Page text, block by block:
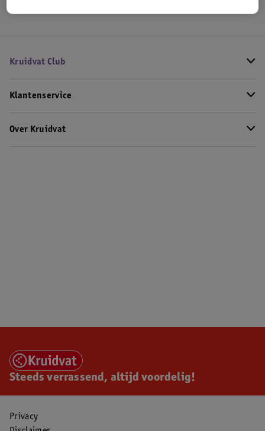
Kruidvat Club
Klantenservice
Over Kruidvat
Steeds verrassend, altijd voordelig!
Privacy